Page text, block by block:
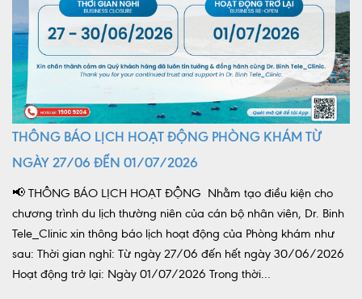
THÔNG BÁO LỊCH HOẠT ĐỘNG PHÒNG KHÁM TỪ
NGÀY 27/06 ĐẾN 01/07/2026
📢 THÔNG BÁO LỊCH HOẠT ĐỘNG Nhằm tạo điều kiện cho
chương trình du lịch thường niên của cán bộ nhân viên, Dr. Binh
Tele_Clinic xin thông báo lịch hoạt động của Phòng khám như
sau: Thời gian nghỉ: Từ ngày 27/06 đến hết ngày 30/06/2026
Hoạt động trở lại: Ngày 01/07/2026 Trong thời...